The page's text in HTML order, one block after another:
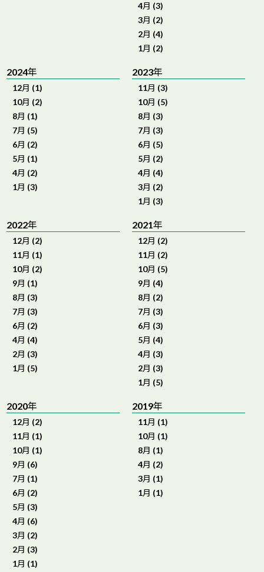
4月 (3)
3月 (2)
2月 (4)
1月 (2)
2024年
12月 (1)
10月 (2)
8月 (1)
7月 (5)
6月 (2)
5月 (1)
4月 (2)
1月 (3)
2023年
11月 (3)
10月 (5)
8月 (3)
7月 (3)
6月 (5)
5月 (2)
4月 (4)
3月 (2)
1月 (3)
2022年
12月 (2)
11月 (1)
10月 (2)
9月 (1)
8月 (3)
7月 (3)
6月 (2)
4月 (4)
2月 (3)
1月 (5)
2021年
12月 (2)
11月 (2)
10月 (5)
9月 (4)
8月 (2)
7月 (3)
6月 (3)
5月 (4)
4月 (3)
2月 (3)
1月 (5)
2020年
12月 (2)
11月 (1)
10月 (1)
9月 (6)
7月 (1)
6月 (2)
5月 (3)
4月 (6)
3月 (2)
2月 (3)
1月 (1)
2019年
11月 (1)
10月 (1)
8月 (1)
4月 (2)
3月 (1)
1月 (1)